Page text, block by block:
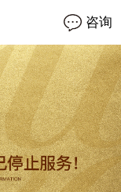
咨询